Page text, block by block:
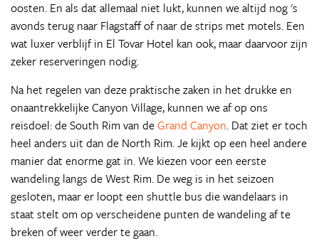
oosten. En als dat allemaal niet lukt, kunnen we altijd nog 's
avonds terug naar Flagstaff of naar de strips met motels. Een
wat luxer verblijf in El Tovar Hotel kan ook, maar daarvoor zijn
zeker reserveringen nodig.
Na het regelen van deze praktische zaken in het drukke en
onaantrekkelijke Canyon Village, kunnen we af op ons
reisdoel: de South Rim van deGrand Canyon. Dat ziet er toch
heel anders uit dan de North Rim. Je kijkt op een heel andere
manier dat enorme gat in. We kiezen voor een eerste
wandeling langs de West Rim. De weg is in het seizoen
gesloten, maar er loopt een shuttle bus die wandelaars in
staat stelt om op verscheidene punten de wandeling af te
breken of weer verder te gaan.